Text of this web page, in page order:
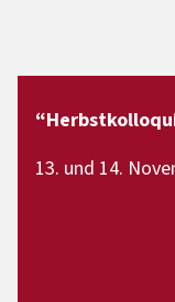
13. und 14.